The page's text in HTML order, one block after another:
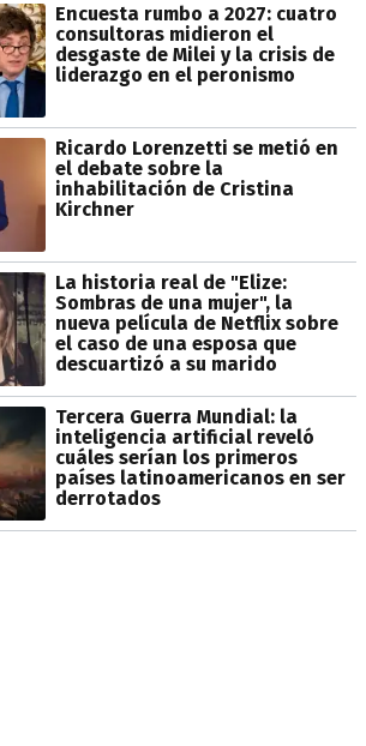
Encuesta rumbo a 2027: cuatro
consultoras midieron el
desgaste de Milei y la crisis de
liderazgo en el peronismo
Ricardo Lorenzetti se metió en
el debate sobre la
inhabilitación de Cristina
Kirchner
La historia real de "Elize:
Sombras de una mujer", la
nueva película de Netflix sobre
el caso de una esposa que
descuartizó a su marido
Tercera Guerra Mundial: la
inteligencia artificial reveló
cuáles serían los primeros
países latinoamericanos en ser
derrotados